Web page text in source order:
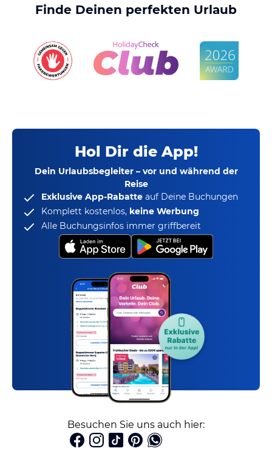
Finde Deinen perfekten Urlaub
Hol Dir die App!
Dein Urlaubsbegleiter – vor und während der
Reise
Exklusive App-Rabatte auf Deine Buchungen
Komplett kostenlos, keine Werbung
Alle Buchungsinfos immer griffbereit
Besuchen Sie uns auch hier: